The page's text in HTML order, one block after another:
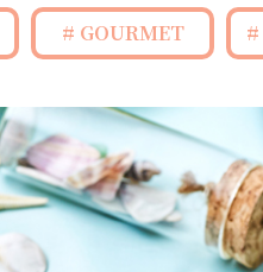
GOURMET